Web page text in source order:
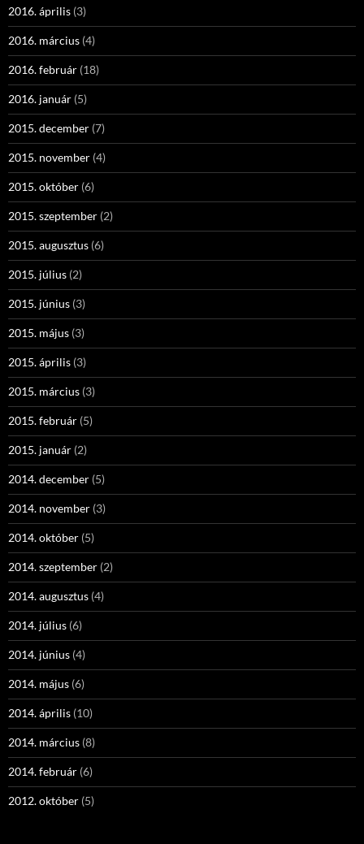
2016. április (3)
2016. március (4)
2016. február (18)
2016. január (5)
2015. december (7)
2015. november (4)
2015. október (6)
2015. szeptember (2)
2015. augusztus (6)
2015. július (2)
2015. június (3)
2015. május (3)
2015. április (3)
2015. március (3)
2015. február (5)
2015. január (2)
2014. december (5)
2014. november (3)
2014. október (5)
2014. szeptember (2)
2014. augusztus (4)
2014. július (6)
2014. június (4)
2014. május (6)
2014. április (10)
2014. március (8)
2014. február (6)
2012. október (5)